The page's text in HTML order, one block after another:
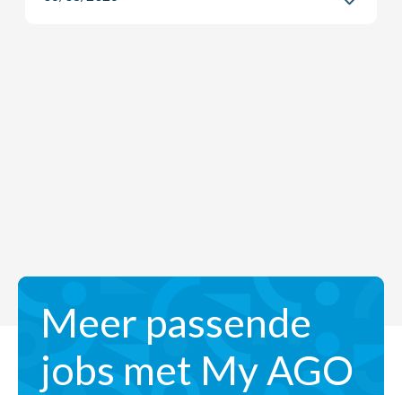
Meer passende
jobs met My AGO